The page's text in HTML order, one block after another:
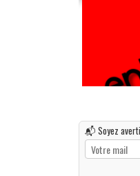
📬 Soyez